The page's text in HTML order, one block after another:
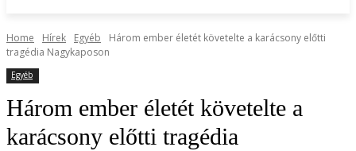
Home Hírek Egyéb
Három ember életét követelte a karácsony előtti
tragédia Nagykaposon
Egyéb
Három ember életét követelte a
karácsony előtti tragédia